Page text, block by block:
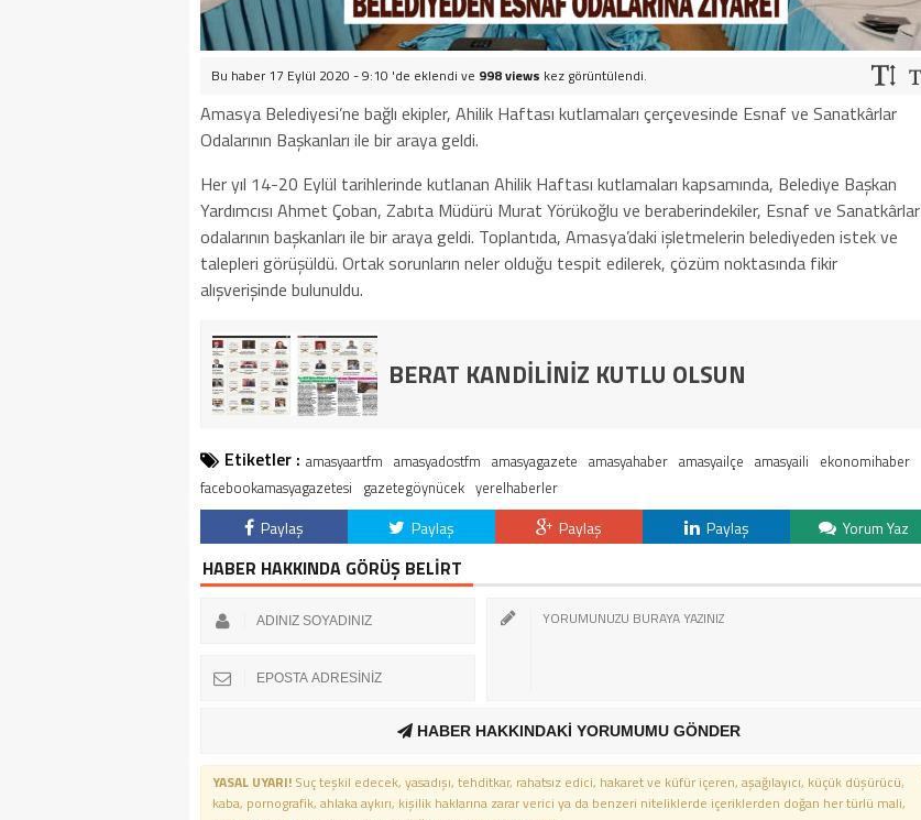
Bu haber 17 Eylül 2020 - 9:10 'de eklendi ve 998 views kez görüntülendi.
Amasya Belediyesi’ne bağlı ekipler, Ahilik Haftası kutlamaları çerçevesinde Esnaf ve Sanatkârlar
Odalarının Başkanları ile bir araya geldi.
Her yıl 14-20 Eylül tarihlerinde kutlanan Ahilik Haftası kutlamaları kapsamında, Belediye Başkan
Yardımcısı Ahmet Çoban, Zabıta Müdürü Murat Yörükoğlu ve beraberindekiler, Esnaf ve Sanatkârlar
odalarının başkanları ile bir araya geldi. Toplantıda, Amasya’daki işletmelerin belediyeden istek ve
talepleri görüşüldü. Ortak sorunların neler olduğu tespit edilerek, çözüm noktasında fikir
alışverişinde bulunuldu.
BERAT KANDİLİNİZ KUTLU OLSUN
Etiketler : amasyaartfm amasyadostfm amasyagazete amasyahaber amasyailçe amasyaili ekonomihaber
facebookamasyagazetesi gazetegöynücek yerelhaberler
Paylaş Paylaş Paylaş Paylaş Yorum Yaz
HABER HAKKINDA GÖRÜŞ BELİRT
HABER HAKKINDAKİ YORUMUMU GÖNDER
YASAL UYARI! Suç teşkil edecek, yasadışı, tehditkar, rahatsız edici, hakaret ve küfür içeren, aşağılayıcı, küçük düşürücü,
kaba, pornografik, ahlaka aykırı, kişilik haklarına zarar verici ya da benzeri niteliklerde içeriklerden doğan her türlü mali,